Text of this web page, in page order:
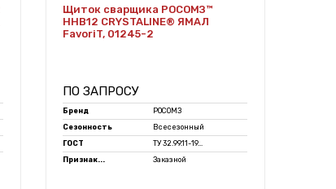
Щиток сварщика РОСОМЗ™
ННВ12 CRYSTALINE® ЯМАЛ
FavoriT, 01245-2
ПО ЗАПРОСУ
Бренд
РОСОМЗ
Сезонность
Всесезонный
ГОСТ
ТУ 32.99.11-19...
Признак...
Заказной